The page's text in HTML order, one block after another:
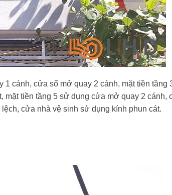
cánh, cửa sổ mở quay 2 cánh, mặt tiền tầng
tiền tầng 5 sử dụng cửa mở quay 2 cánh,
cửa nhà vệ sinh sử dụng kính phun cát.